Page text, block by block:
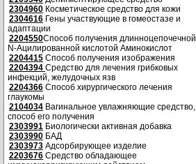
2304960 Косметическое средство для кожи
2304616 Гены участвующие в гомеостазе и
адаптации
2204550Способ получения длинноцепочечной
N-Ацилированной кислотой Аминокислот
2204415 Способ получения изображения
2204394 Средство для лечения грибковых
инфекций, желудочных язв
2204366 Способ хирургического лечения
глаукомы
2104034 Вагинальное увлажняющие средство,
способ его получения
2303991 Биологически активная добавка
2303990 БАД
2303973 Адсорбирующее изделие
2203676 Средство обладающее